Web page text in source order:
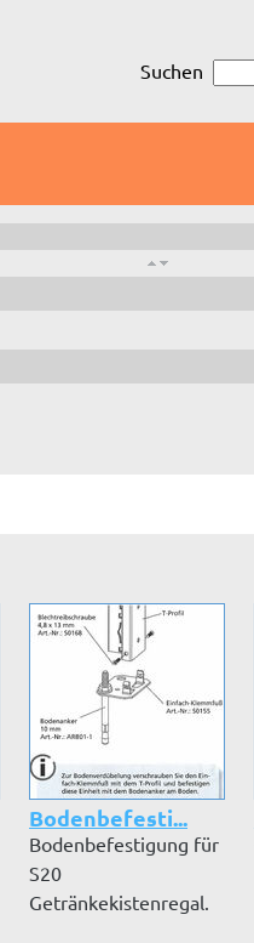
Suchen
Bodenbefesti...
Bodenbefestigung für
S20
Getränkekistenregal.